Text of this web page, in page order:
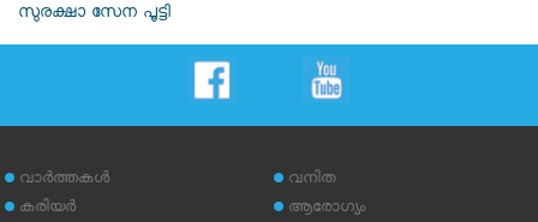
സുരക്ഷാ സേന പൂട്ടി
വാര്‍ത്തകള്‍
കരിയര്‍
വനിത
ആരോഗ്യം